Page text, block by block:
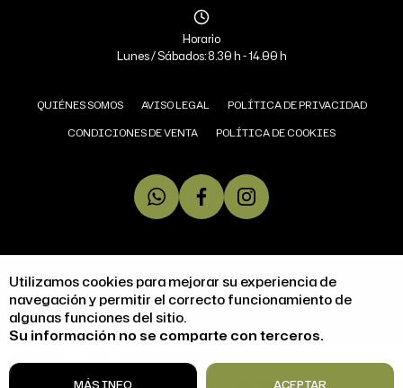
Utilizamos cookies para mejorar su experiencia de
navegación y permitir el correcto funcionamiento de
algunas funciones del sitio.
Su información no se comparte con terceros.
ACEPTAR
MÁS INFO
Horario
Lunes / Sábados: 8.30 h - 14.00 h
QUIÉNES SOMOS AVISO LEGAL
POLÍTICA DE PRIVACIDAD
CONDICIONES DE VENTA
POLÍTICA DE COOKIES
COPYRIGHT © 2026 MIGUEL ÁNGEL JAMONERÍA.
TODOS LOS DERECHOS RESERVADOS
DISEÑO WEB SGM
ACCESIBILIDAD